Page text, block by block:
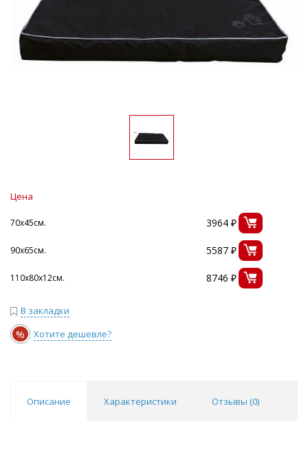
Цена
70х45см. 3964 ₽
90х65см. 5587 ₽
110х80х12см. 8746 ₽
В закладки
% Хотите дешевле?
Описание Характеристики Отзывы (0)